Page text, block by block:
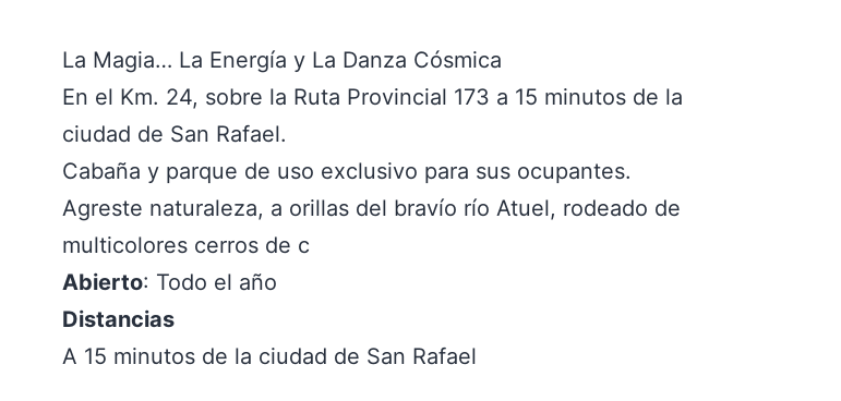
La Magia… La Energía y La Danza Cósmica
En el Km. 24, sobre la Ruta Provincial 173 a 15 minutos de la
ciudad de San Rafael.
Cabaña y parque de uso exclusivo para sus ocupantes.
Agreste naturaleza, a orillas del bravío río Atuel, rodeado de
multicolores cerros de c
Abierto: Todo el año
Distancias
A 15 minutos de la ciudad de San Rafael